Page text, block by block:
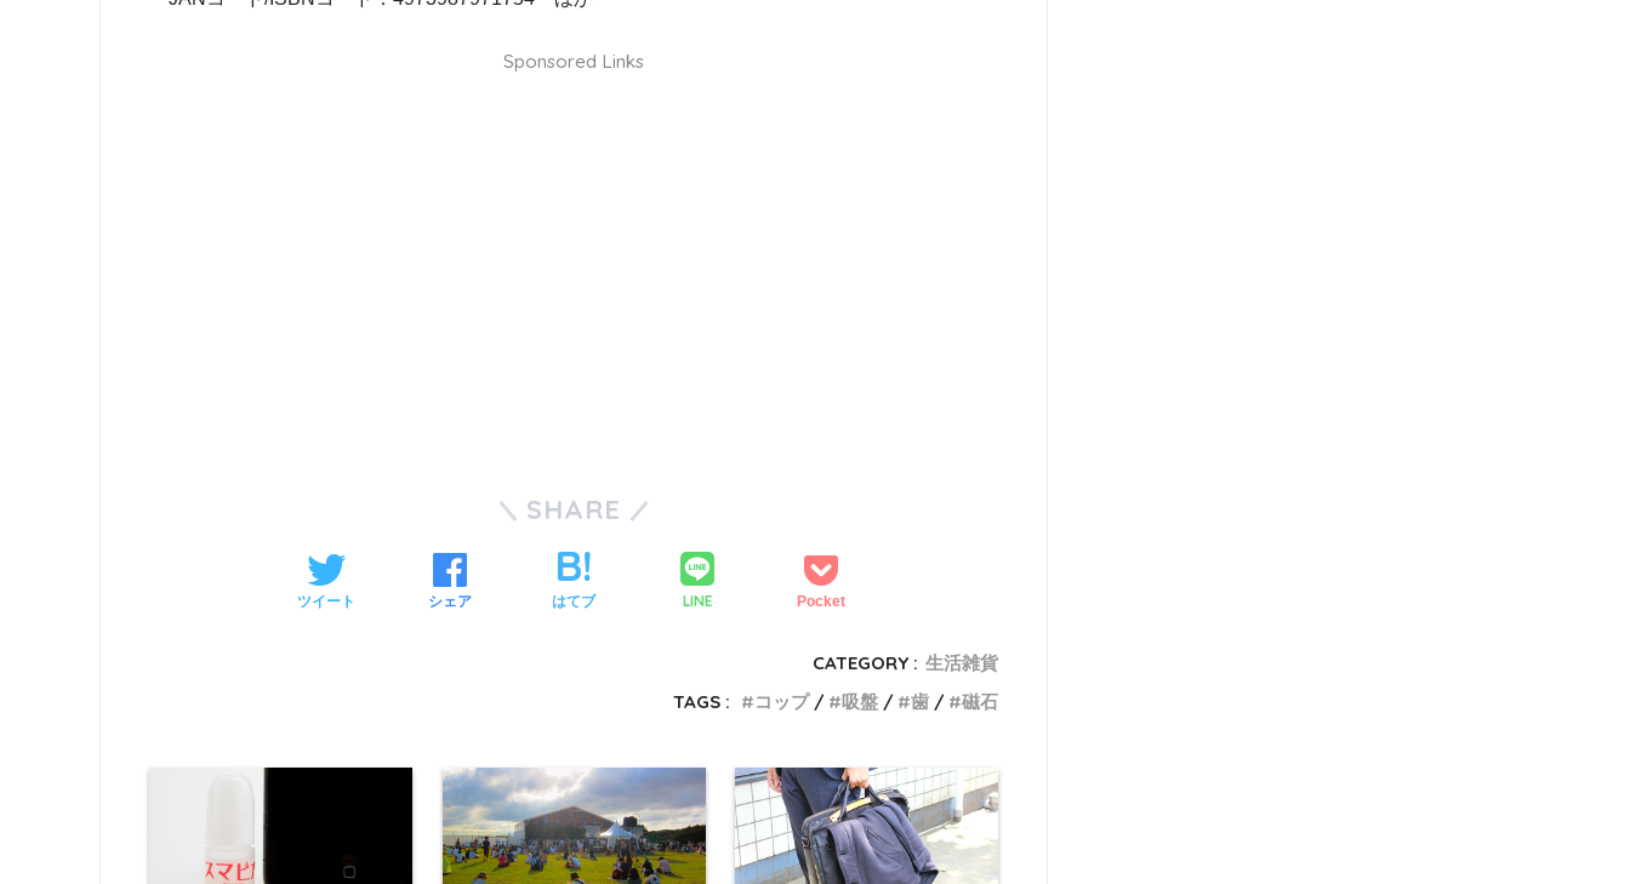
Sponsored Links
SHARE
ツイート シェア はてブ LINE Pocket
CATEGORY : 生活雑貨
TAGS :
コップ 吸盤 歯 磁石